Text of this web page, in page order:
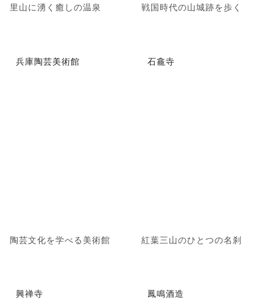
里山に湧く癒しの温泉 戦国時代の山城跡を歩く
兵庫陶芸美術館
陶芸文化を学べる美術館
石龕寺
紅葉三山のひとつの名刹
興禅寺 鳳鳴酒造